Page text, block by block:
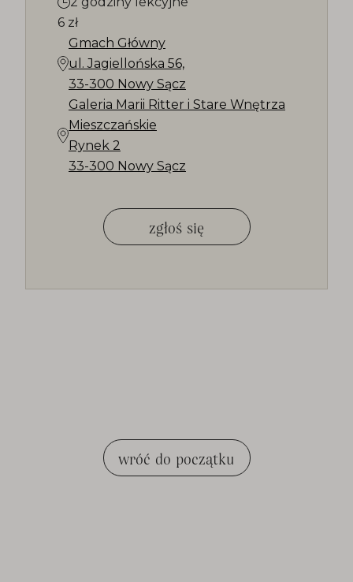
6 zł
Gmach Główny
ul. Jagiellońska 56,
33-300 Nowy Sącz
Galeria Marii Ritter i Stare Wnętrza
Mieszczańskie
Rynek 2
33-300 Nowy Sącz
zgłoś się
wróć do początku